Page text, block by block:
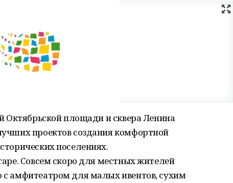
Октябрьской площади и сквера Ленина
проектов создания комфортной
поселениях.
Совсем скоро для местных жителей
с амфитеатром для малых ивентов, сухим